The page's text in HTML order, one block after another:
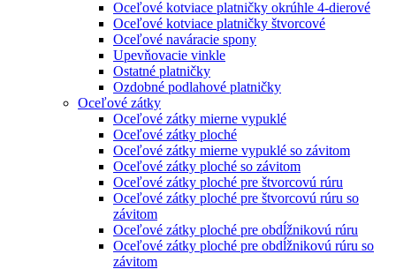
Oceľové kotviace platničky okrúhle 4-dierové
Oceľové kotviace platničky štvorcové
Oceľové naváracie spony
Upevňovacie vinkle
Ostatné platničky
Ozdobné podlahové platničky
Oceľové zátky
Oceľové zátky mierne vypuklé
Oceľové zátky ploché
Oceľové zátky mierne vypuklé so závitom
Oceľové zátky ploché so závitom
Oceľové zátky ploché pre štvorcovú rúru
Oceľové zátky ploché pre štvorcovú rúru so
závitom
Oceľové zátky ploché pre obdĺžnikovú rúru
Oceľové zátky ploché pre obdĺžnikovú rúru so
závitom